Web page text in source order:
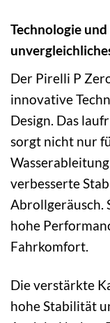
Technologie
Der Pirelli P
innovative
Design. Das
sorgt nicht nur
verbesserte
Abrollgeräusch.
hohe
Fahrkomfort.
Die verstärkte
hohe Stabilität